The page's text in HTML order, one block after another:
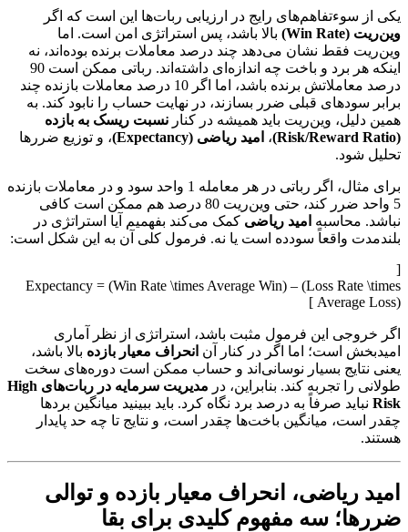
یکی از سوءتفاهم‌های رایج در ارزیابی ربات‌ها این است که اگر
وین‌ریت (Win Rate)
بالا باشد، پس استراتژی امن است. اما
وین‌ریت فقط نشان می‌دهد چند درصد معاملات برنده بوده‌اند، نه
اینکه هر برد و باخت چه اندازه‌ای داشته‌اند. رباتی ممکن است 90
درصد معاملاتش برنده باشد، اما اگر 10 درصد معاملات بازنده چند
برابر سودهای قبلی ضرر بسازند، در نهایت حساب را نابود کند. به
همین دلیل، وین‌ریت باید همیشه در کنار نسبت ریسک به بازده
(Risk/Reward Ratio)
، امید ریاضی (Expectancy)
، و توزیع ضررها
تحلیل شود.
برای مثال، اگر رباتی در هر معامله 1 واحد سود و در معاملات بازنده
5 واحد ضرر کند، حتی وین‌ریت 80 درصد هم ممکن است کافی
نباشد. محاسبه امید ریاضی کمک می‌کند بفهمیم آیا استراتژی در
بلندمدت واقعاً سودده است یا نه. فرمول کلی آن به این شکل است:
[
Expectancy = (Win Rate \times Average Win) – (Loss Rate \times
Average Loss) ]
اگر خروجی این فرمول مثبت باشد، استراتژی از نظر آماری
امیدبخش است؛ اما اگر در کنار آن انحراف معیار بازده بالا باشد،
یعنی نتایج بسیار نوسانی‌اند و حساب ممکن است دوره‌های سخت
طولانی را تجربه کند. بنابراین، در
مدیریت سرمایه در ربات‌های High
Risk نباید صرفاً به درصد برد نگاه کرد. باید ببینید میانگین بردها
چقدر است، میانگین باخت‌ها چقدر است، و نتایج تا چه حد پایدار
هستند.
امید ریاضی، انحراف معیار بازده و توالی
ضررها؛ سه مفهوم کلیدی برای بقا